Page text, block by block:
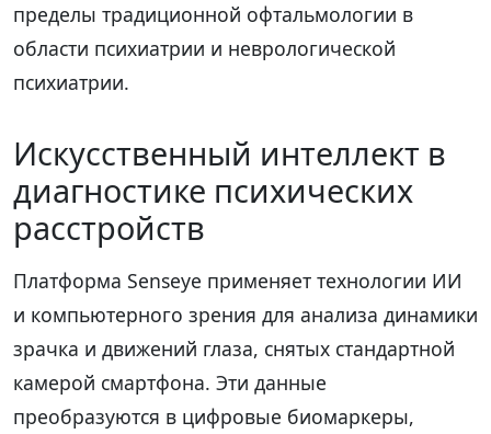
пределы традиционной офтальмологии в
области психиатрии и неврологической
психиатрии.
Искусственный интеллект в
диагностике психических
расстройств
Платформа Senseye применяет технологии ИИ
и компьютерного зрения для анализа динамики
зрачка и движений глаза, снятых стандартной
камерой смартфона. Эти данные
преобразуются в цифровые биомаркеры,